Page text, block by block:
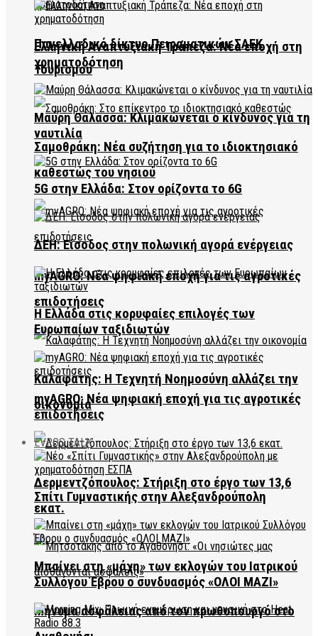
Πανελλαδικό δίκτυο Πειραματικών ΣΑΕΚ
Τουρισμού
Σαμοθράκη: Νέα συζήτηση για το ιδιοκτησιακό
καθεστώς του νησιού
myAGRO: Νέα ψηφιακή εποχή για τις αγροτικές
επιδοτήσεις
Καλαφάτης: Η Τεχνητή Νοημοσύνη αλλάζει την
οικονομία
Δερμεντζόπουλος: Στήριξη στο έργο των 13,6
εκατ.
Μήνυμα ασφάλειας από τον πρωθυπουργό στο
Ελληνική Αναπτυξιακή Τράπεζα: Νέα εποχή στη
χρηματοδότηση
Μαύρη Θάλασσα: Κλιμακώνεται ο κίνδυνος για τη
ναυτιλία
5G στην Ελλάδα: Στον ορίζοντα το 6G
ΔΕΗ: Είσοδος στην πολωνική αγορά ενέργειας
Η Ελλάδα στις κορυφαίες επιλογές των
Ευρωπαίων ταξιδιωτών
myAGRO: Νέα ψηφιακή εποχή για τις αγροτικές
επιδοτήσεις
EVROS TALK
Σπίτι Γυμναστικής στην Αλεξανδρούπολη
Μπαίνει στη «μάχη» των εκλογών του Ιατρικού
Συλλόγου Έβρου ο συνδυασμός «ΟΛΟΙ ΜΑΖΙ»